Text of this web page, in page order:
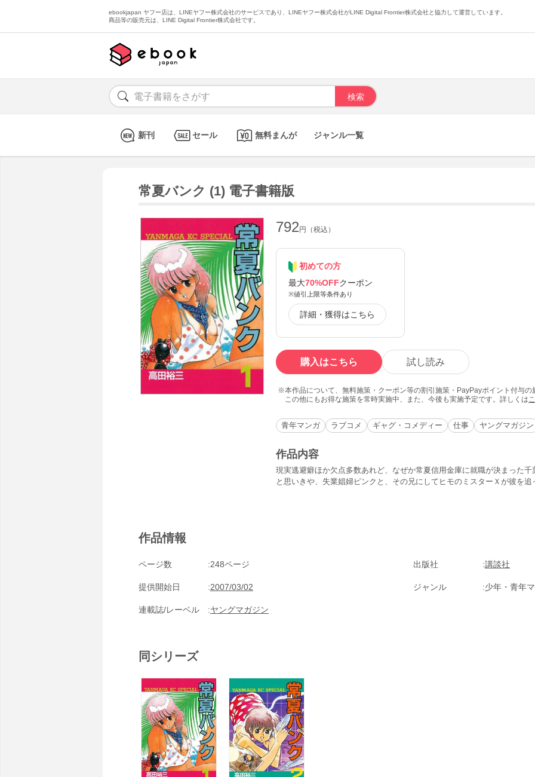
ebookjapan ヤフー店は、LINEヤフー株式会社のサービスであり、LINEヤフー株式会社がLINE Digital Frontier株式会社と協力して運営しています。
商品等の販売元は、LINE Digital Frontier株式会社です。
新刊 セール 無料まんが ジャンル一覧
常夏バンク (1) 電子書籍版
792円（税込）
初めての方
最大70%OFFクーポン
※値引上限等条件あり
詳細・獲得はこちら
購入はこちら 試し読み
本作品について、無料施策・クーポン等の割引施策・PayPayポイント付与
この他にもお得な施策を常時実施中、また、今後も実施予定です。詳しくは
青年マンガ ラブコメ ギャグ・コメディー 仕事 ヤングマガジン
作品内容
現実逃避癖ほか欠点多数あれど、なぜか常夏信用金庫に就職が決まった
と思いきや、失業娼婦ピンクと、その兄にしてヒモのミスターＸが彼を
作品情報
ページ数 248ページ 出版社 講談社
提供開始日 2007/03/02 ジャンル 少年・青年
連載誌/レーベル ヤングマガジン
同シリーズ